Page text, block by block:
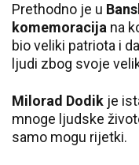
Prethodno je u
komemoracija na
bio veliki patriota i
ljudi zbog svoje
Milorad Dodik je
mnoge ljudske
samo mogu rijetki.